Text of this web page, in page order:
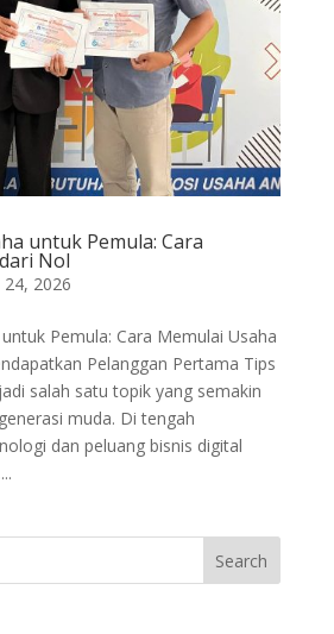
untuk Pemula: Cara
Nol
24, 2026
Pemula: Cara Memulai Usaha
Pelanggan Pertama Tips
salah satu topik yang semakin
muda. Di tengah
dan peluang bisnis digital